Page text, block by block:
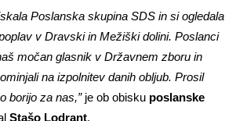
Poslanska skupina SDS in si ogledala
v Dravski in Mežiški dolini. Poslanci
močan glasnik v Državnem zboru in
na izpolnitev danih obljub. Prosil
borijo za nas,”je ob obisku poslanske
Stašo Lodrant.